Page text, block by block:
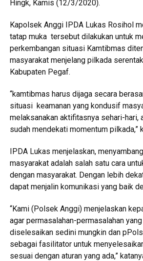
Hingk, Kamis (12/3/2020).
Kapolsek Anggi IPDA Lukas Rosihol
tatap muka tersebut dilakukan untuk
perkembangan situasi Kamtibmas
masyarakat menjelang pilkada
Kabupaten Pegaf.
“kamtibmas harus dijaga secara
situasi keamanan yang kondusif
melaksanakan aktifitasnya sehari-hari,
sudah mendekati momentum pilkada,”
IPDA Lukas menjelaskan,
masyarakat adalah salah satu cara
dengan masyarakat. Dengan lebih
dapat menjalin komunikasi yang baik
“Kami (Polsek Anggi) menjelaskan
agar permasalahan-permasalahan
diselesaikan sedini mungkin dan
sebagai fasilitator untuk
sesuai dengan aturan yang ada,”